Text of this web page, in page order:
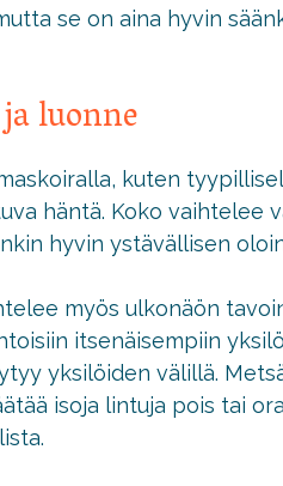
se on aina hyvin
luonne
kuten
häntä. Koko vaihtelee
hyvin ystävällisen
myös ulkonäön
itsenäisempiin
yksilöiden välillä.
isoja lintuja pois tai